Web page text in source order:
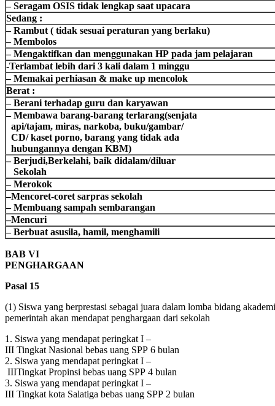
–Seragam OSIS tidak lengkap saat upacara
Sedang :
–Rambut ( tidak sesuai peraturan yang berlaku)
–Membolos
–Mengaktifkan dan menggunakan HP pada jam pelajaran
-Terlambat lebih dari 3 kali dalam 1 minggu
–Memakai perhiasan & make up mencolok
Berat :
–Berani terhadap guru dan karyawan
–Membawa barang-barang terlarang(senjata
api/tajam, miras, narkoba, buku/gambar/
CD/kaset porno, barang yang tidak ada
hubungannya dengan KBM)
–Berjudi,Berkelahi, baik didalam/diluar
Sekolah
–Merokok
–Mencoret-coret sarpras sekolah
–Membuang sampah sembarangan
–Mencuri
–Berbuat asusila, hamil, menghamili
BAB VI
PENGHARGAAN
Pasal 15
(1) Siswa yang berprestasi sebagai juara dalam lomba bidang
pemerintah akan mendapat penghargaan dari sekolah
1. Siswa yang mendapat peringkat I –
III Tingkat Nasional bebas uang SPP 6 bulan
2. Siswa yang mendapat peringkat I –
IIITingkat Propinsi bebas uang SPP 4 bulan
3. Siswa yang mendapat peringkat I –
III Tingkat kota Salatiga bebas uang SPP 2 bulan